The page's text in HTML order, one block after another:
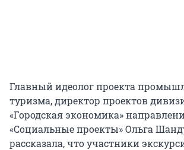
Главный идеолог проекта
туризма, директор проектов
«Городская экономика»
«Социальные проекты» Ольга
рассказала, что участники